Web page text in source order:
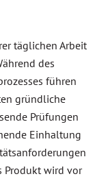
täglichen Arbeit
des
führen
gründliche
Prüfungen
Einhaltung
Produkt wird vor